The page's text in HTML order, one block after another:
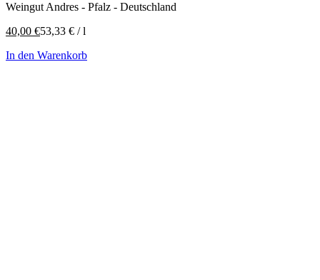
Weingut Andres - Pfalz - Deutschland
40,00 €53,33 € /l
In den Warenkorb